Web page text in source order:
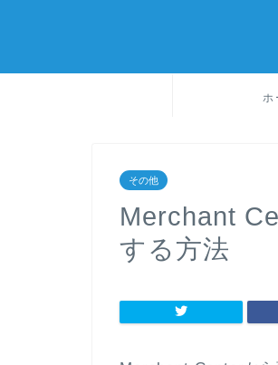
ホ
その他
Merchant
する方法